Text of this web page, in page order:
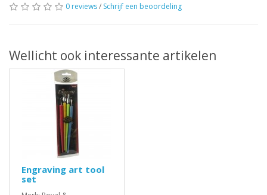
0 reviews/ Schrijf een beoordeling
Wellicht ook interessante artikelen
Engraving art tool
set